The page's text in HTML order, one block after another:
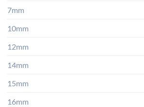
7mm
10mm
12mm
14mm
15mm
16mm